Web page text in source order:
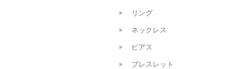
リング
ネックレス
ピアス
ブレスレット